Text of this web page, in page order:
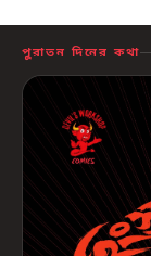
পুরাতন দিনের কথা